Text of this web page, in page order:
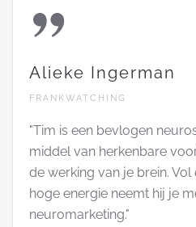
Alieke Ingerman
FRANKWATCHING
"Tim is een bevlogen
middel van herkenbare
de werking van je brein.
hoge energie neemt hij je
neuromarketing."